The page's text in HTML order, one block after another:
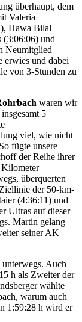
überhaupt, dem
Valeria
Hawa Bilal
(3:06:06) und
Neumitglied
erwies und dabei
von 3-Stunden zu
waren wir
5
viel, wie nicht
fügte unsere
der Reihe ihrer
Kilometer
überquerten
der 50-km-
(4:36:11) und
Ultras auf dieser
Martin gelang
seiner AK
Auch
h als Zweiter der
wählte
warum auch
1:59:28 h wird er